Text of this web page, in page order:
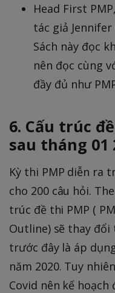
Head First
tác giả
Sách này đọc
nên đọc cùng
đầy đủ như
6. Cấu trúc
sau tháng 01
Kỳ thi PMP diễn ra
cho 200 câu hỏi.
trúc đề thi PMP (
Outline) sẽ thay đổi
trước đây là áp
năm 2020. Tuy
Covid nên kế hoạch